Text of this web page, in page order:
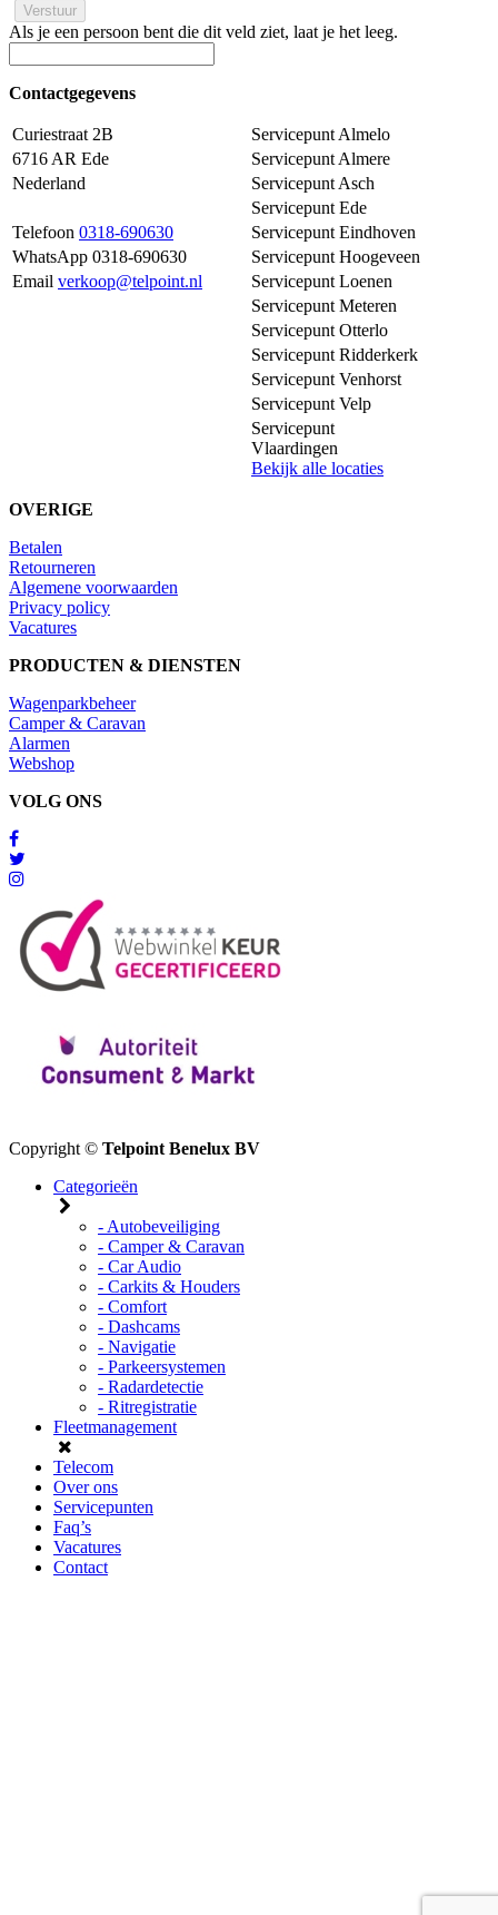
Als je een persoon bent die dit veld ziet, laat je het leeg.
Contactgegevens
Curiestraat 2B
Servicepunt Almelo
6716 AR Ede
Servicepunt Almere
Nederland
Servicepunt Asch
Servicepunt Ede
Telefoon 0318-690630
Servicepunt Eindhoven
WhatsApp 0318-690630
Servicepunt Hoogeveen
Email verkoop@telpoint.nl
Servicepunt Loenen
Servicepunt Meteren
Servicepunt Otterlo
Servicepunt Ridderkerk
Servicepunt Venhorst
Servicepunt Velp
Servicepunt
Vlaardingen
Bekijk alle locaties
OVERIGE
Betalen
Retourneren
Algemene voorwaarden
Privacy policy
Vacatures
PRODUCTEN & DIENSTEN
Wagenparkbeheer
Camper & Caravan
Alarmen
Webshop
VOLG ONS
Copyright © Telpoint Benelux BV
Categorieën
- Autobeveiliging
- Camper & Caravan
- Car Audio
- Carkits & Houders
- Comfort
- Dashcams
- Navigatie
- Parkeersystemen
- Radardetectie
- Ritregistratie
Fleetmanagement
Telecom
Over ons
Servicepunten
Faq’s
Vacatures
Contact